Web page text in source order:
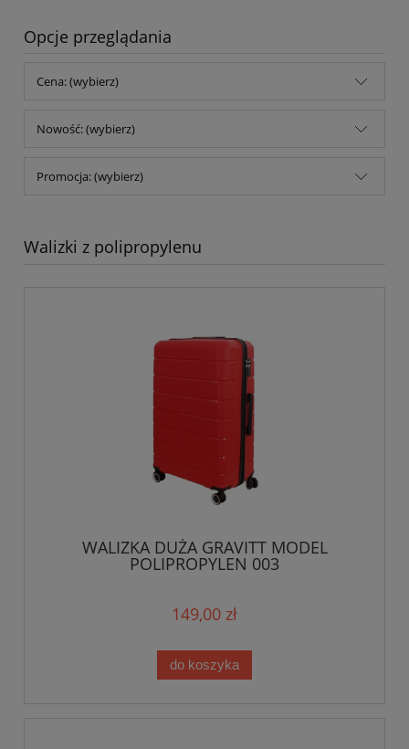
Opcje przeglądania
Cena: (wybierz)
Nowość: (wybierz)
Promocja: (wybierz)
Walizki z polipropylenu
WALIZKA DUŻA GRAVITT MODEL
POLIPROPYLEN 003
149,00 zł
do koszyka